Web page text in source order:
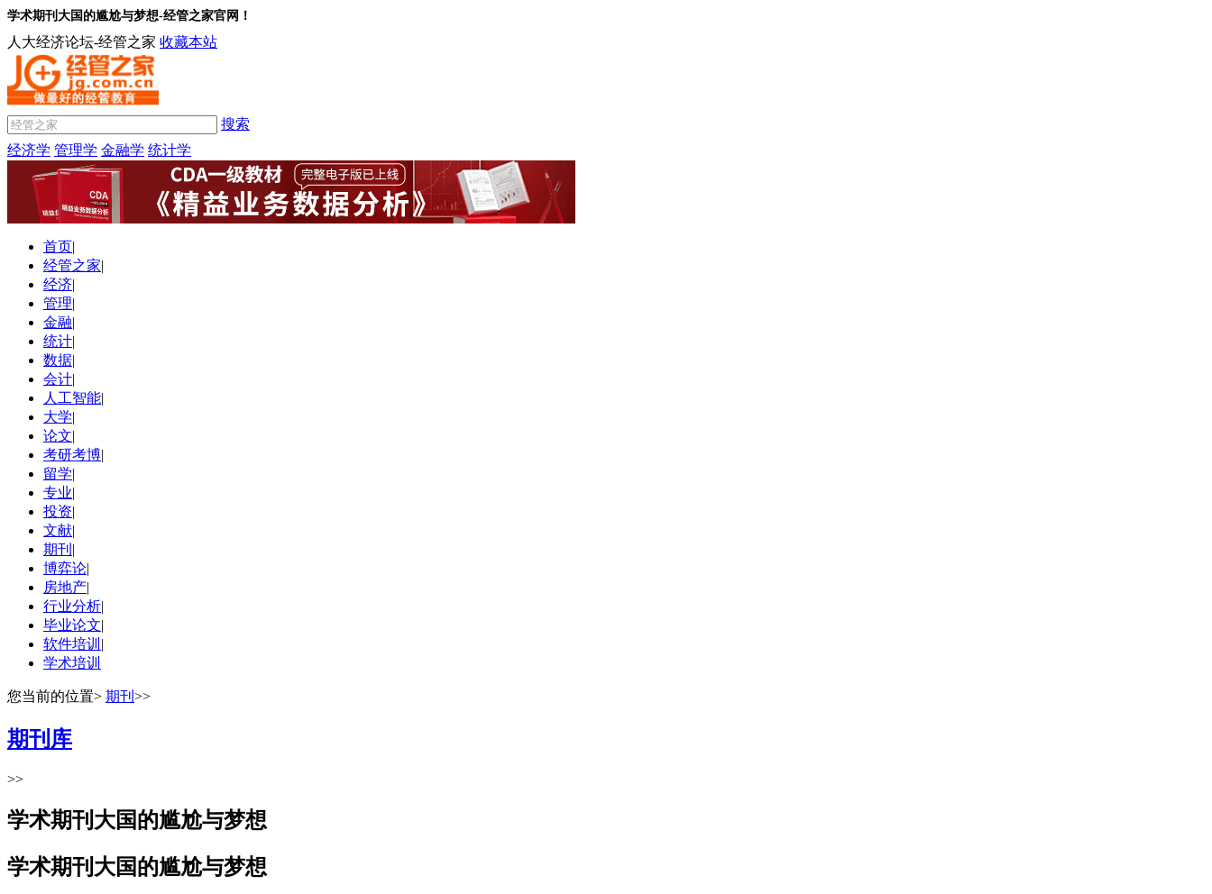
学术期刊大国的尴尬与梦想-经管之家官网！
人大经济论坛-经管之家 收藏本站
搜索
经济学 管理学 金融学 统计学
首页|
经管之家|
经济|
管理|
金融|
统计|
数据|
会计|
人工智能|
大学|
论文|
考研考博|
留学|
专业|
投资|
文献|
期刊 |
博弈论|
房地产|
行业分析|
毕业论文|
软件培训 |
学术培训
您当前的位置> 期刊 >>
期刊库
>>
学术期刊大国的尴尬与梦想
学术期刊大国的尴尬与梦想